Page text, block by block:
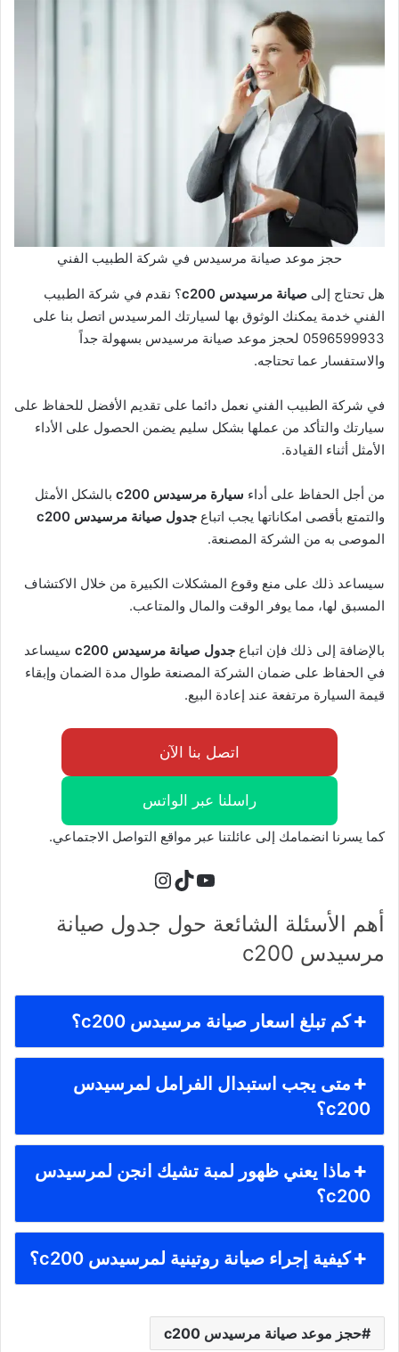
حجز موعد صيانة مرسيدس في شركة الطبيب الفني
هل تحتاج إلى صيانة مرسيدس c200
؟ نقدم في شركة الطبيب
الفني خدمة يمكنك الوثوق بها لسيارتك المرسيدس اتصل بنا على
0596599933 لحجز موعد صيانة مرسيدس بسهولة جداً
والاستفسار عما تحتاجه.
في شركة الطبيب الفني نعمل دائما على تقديم الأفضل للحفاظ على
سيارتك والتأكد من عملها بشكل سليم يضمن الحصول على الأداء
الأمثل أثناء القيادة.
من أجل الحفاظ على أداء سيارة مرسيدس c200
بالشكل الأمثل
والتمتع بأقصى امكاناتها يجب اتباع جدول صيانة مرسيدس c200
الموصى به من الشركة المصنعة.
سيساعد ذلك على منع وقوع المشكلات الكبيرة من خلال الاكتشاف
المسبق لها، مما يوفر الوقت والمال والمتاعب.
بالإضافة إلى ذلك فإن اتباع جدول صيانة مرسيدس c200 سيساعد
في الحفاظ على ضمان الشركة المصنعة طوال مدة الضمان وإبقاء
قيمة السيارة مرتفعة عند إعادة البيع.
اتصل بنا الآن
راسلنا عبر الواتس
كما يسرنا انضمامك إلى عائلتنا عبر مواقع التواصل الاجتماعي.
يوتيوب
تيك توكإنستجرام
أهم الأسئلة الشائعة حول جدول صيانة
مرسيدس c200
كم تبلغ اسعار صيانة مرسيدس c200؟
متى يجب استبدال الفرامل لمرسيدس
c200؟
ماذا يعني ظهور لمبة تشيك انجن لمرسيدس
c200؟
كيفية إجراء صيانة روتينية لمرسيدس c200؟
حجز موعد صيانة مرسيدس c200